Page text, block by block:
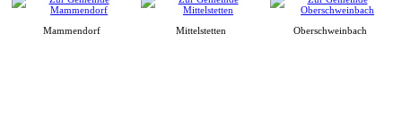
Mammendorf Mittelstetten Oberschweinbach